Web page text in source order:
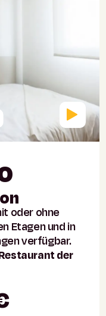
oder ohne
Etagen und in
verfügbar.
der